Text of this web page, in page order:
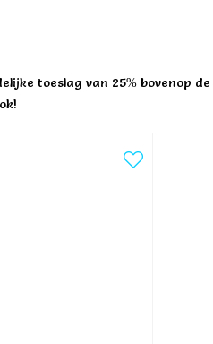
toeslag van 25% bovenop